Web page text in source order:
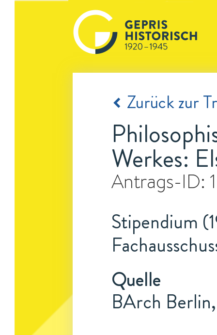
Zurück zur
Werkes:
Antrags-ID:
Stipendium
Quelle
BArch